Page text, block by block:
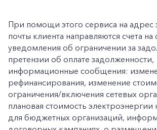
При помощи этого сервиса на адрес
почты клиента направляются счета на
уведомления об ограничении за
претензии об оплате задолженности,
информационные сообщения:
рефинансирования, изменение
ограничения/включения сетевых
плановая стоимость
для бюджетных организаций,